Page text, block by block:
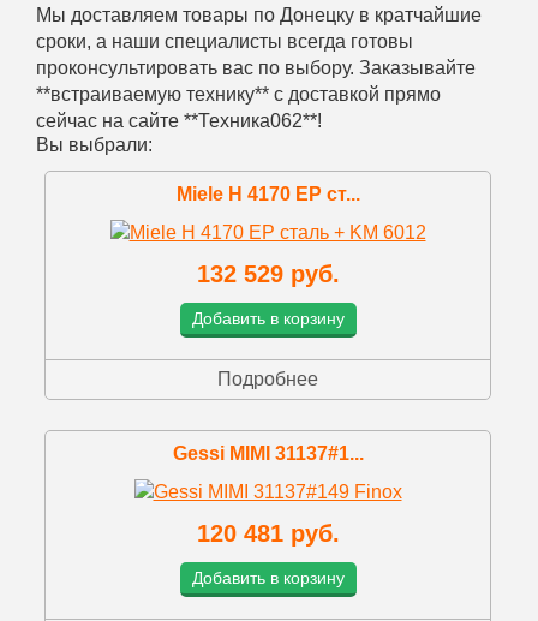
Мы доставляем товары по Донецку в кратчайшие
сроки, а наши специалисты всегда готовы
проконсультировать вас по выбору. Заказывайте
**встраиваемую технику** с доставкой прямо
сейчас на сайте **Техника062**!
Вы выбрали:
Miele H 4170 EP ст...
132 529 руб.
Добавить в корзину
Подробнее
Gessi MIMI 31137#1...
120 481 руб.
Добавить в корзину